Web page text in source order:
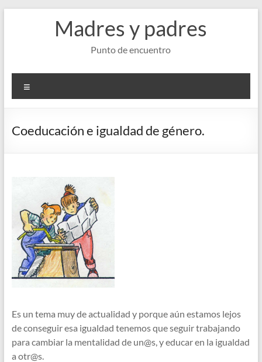
Madres y padres
Punto de encuentro
Coeducación e igualdad de género.
Es un tema muy de actualidad y porque aún estamos lejos
de conseguir esa igualdad tenemos que seguir trabajando
para cambiar la mentalidad de un@s, y educar en la igualdad
a otr@s.